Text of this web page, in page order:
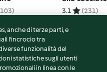
olive
3.1 (231)
anche di terze parti, e
l’incrocio tra
funzionalità del
statistiche sugli utenti
in linea con le